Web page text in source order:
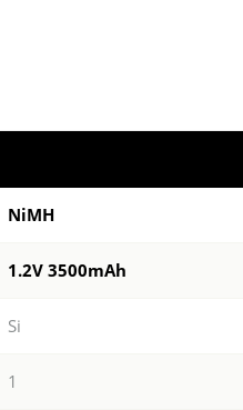
NiMH
1.2V 3500mAh
Si
1